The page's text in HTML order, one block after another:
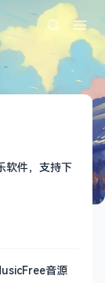
软件，支持下
音源